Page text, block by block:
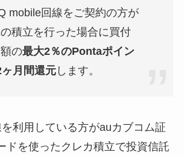
mobile回線をご契約の方が
積立を行った場合に買付
の最大2％のPontaポイン
ヶ月間還元します。
利用している方がauカブコム証
ドを使ったクレカ積立で投資信託